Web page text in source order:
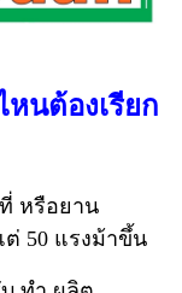
หนต้องเรียก
หรือยาน
50 แรงม้าขึ้น